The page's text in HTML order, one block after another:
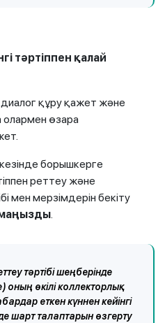
тәртіппен қалай
құру қажет және
өзара
борышкерге
реттеу және
мен мерзімдерін бекіту
маңызды.
тәртібі шеңберінде
өкілі коллекторлық
еткен күннен кейінгі
шарт талаптарын өзгерту